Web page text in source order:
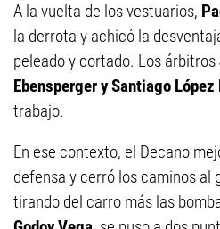
A la vuelta de los vestuarios,
la derrota y achicó la
peleado y cortado. Los árbitros
Ebensperger y Santiago López
trabajo.
En ese contexto, el Decano
defensa y cerró los caminos al
tirando del carro más las